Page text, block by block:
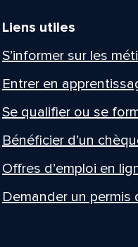
Liens utiles
S’informer sur les
Entrer en
Se qualifier ou se
Bénéficier d’un
Offres d’emploi en
Demander un permis